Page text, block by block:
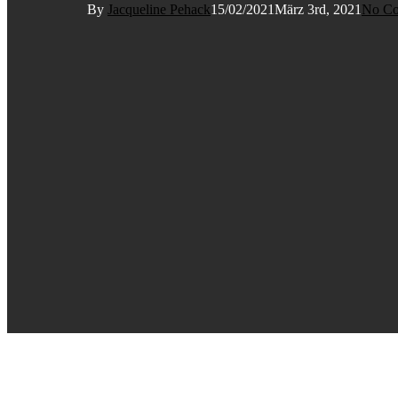
By Jacqueline Pehack15/02/2021März 3rd, 2021 No